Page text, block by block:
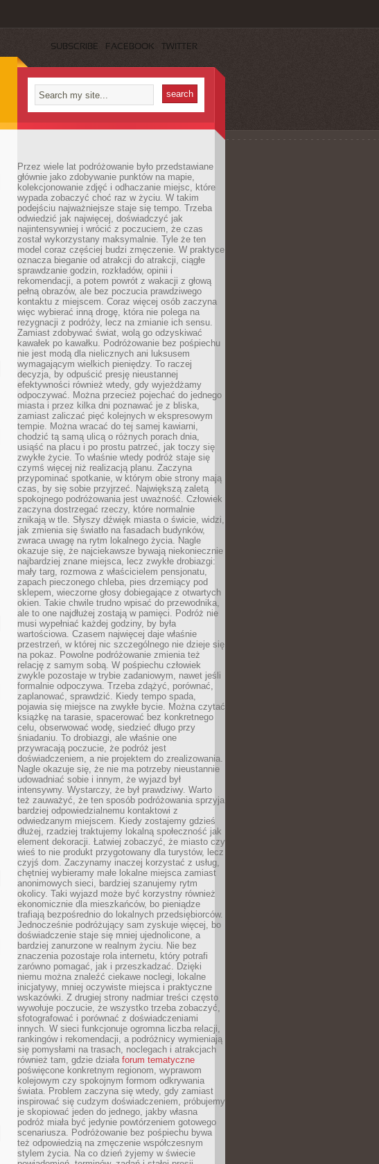
SUBSCRIBE FACEBOOK TWITTER
Przez wiele lat podróżowanie było przedstawiane
głównie jako zdobywanie punktów na mapie,
kolekcjonowanie zdjęć i odhaczanie miejsc, które
wypada zobaczyć choć raz w życiu. W takim
podejściu najważniejsze staje się tempo. Trzeba
odwiedzić jak najwięcej, doświadczyć jak
najintensywniej i wrócić z poczuciem, że czas
został wykorzystany maksymalnie. Tyle że ten
model coraz częściej budzi zmęczenie. W praktyce
oznacza bieganie od atrakcji do atrakcji, ciągłe
sprawdzanie godzin, rozkładów, opinii i
rekomendacji, a potem powrót z wakacji z głową
pełną obrazów, ale bez poczucia prawdziwego
kontaktu z miejscem. Coraz więcej osób zaczyna
więc wybierać inną drogę, która nie polega na
rezygnacji z podróży, lecz na zmianie ich sensu.
Zamiast zdobywać świat, wolą go odzyskiwać
kawałek po kawałku. Podróżowanie bez pośpiechu
nie jest modą dla nielicznych ani luksusem
wymagającym wielkich pieniędzy. To raczej
decyzja, by odpuścić presję nieustannej
efektywności również wtedy, gdy wyjeżdżamy
odpoczywać. Można przecież pojechać do jednego
miasta i przez kilka dni poznawać je z bliska,
zamiast zaliczać pięć kolejnych w ekspresowym
tempie. Można wracać do tej samej kawiarni,
chodzić tą samą ulicą o różnych porach dnia,
usiąść na placu i po prostu patrzeć, jak toczy się
zwykłe życie. To właśnie wtedy podróż staje się
czymś więcej niż realizacją planu. Zaczyna
przypominać spotkanie, w którym obie strony mają
czas, by się sobie przyjrzeć. Największą zaletą
spokojnego podróżowania jest uważność. Człowiek
zaczyna dostrzegać rzeczy, które normalnie
znikają w tle. Słyszy dźwięk miasta o świcie, widzi,
jak zmienia się światło na fasadach budynków,
zwraca uwagę na rytm lokalnego życia. Nagle
okazuje się, że najciekawsze bywają niekoniecznie
najbardziej znane miejsca, lecz zwykłe drobiazgi:
mały targ, rozmowa z właścicielem pensjonatu,
zapach pieczonego chleba, pies drzemiący pod
sklepem, wieczorne głosy dobiegające z otwartych
okien. Takie chwile trudno wpisać do przewodnika,
ale to one najdłużej zostają w pamięci. Podróż nie
musi wypełniać każdej godziny, by była
wartościowa. Czasem najwięcej daje właśnie
przestrzeń, w której nic szczególnego nie dzieje się
na pokaz. Powolne podróżowanie zmienia też
relację z samym sobą. W pośpiechu człowiek
zwykle pozostaje w trybie zadaniowym, nawet jeśli
formalnie odpoczywa. Trzeba zdążyć, porównać,
zaplanować, sprawdzić. Kiedy tempo spada,
pojawia się miejsce na zwykłe bycie. Można czytać
książkę na tarasie, spacerować bez konkretnego
celu, obserwować wodę, siedzieć długo przy
śniadaniu. To drobiazgi, ale właśnie one
przywracają poczucie, że podróż jest
doświadczeniem, a nie projektem do zrealizowania.
Nagle okazuje się, że nie ma potrzeby nieustannie
udowadniać sobie i innym, że wyjazd był
intensywny. Wystarczy, że był prawdziwy. Warto
też zauważyć, że ten sposób podróżowania sprzyja
bardziej odpowiedzialnemu kontaktowi z
odwiedzanym miejscem. Kiedy zostajemy gdzieś
dłużej, rzadziej traktujemy lokalną społeczność jak
element dekoracji. Łatwiej zobaczyć, że miasto czy
wieś to nie produkt przygotowany dla turystów, lecz
czyjś dom. Zaczynamy inaczej korzystać z usług,
chętniej wybieramy małe lokalne miejsca zamiast
anonimowych sieci, bardziej szanujemy rytm
okolicy. Taki wyjazd może być korzystny również
ekonomicznie dla mieszkańców, bo pieniądze
trafiają bezpośrednio do lokalnych przedsiębiorców.
Jednocześnie podróżujący sam zyskuje więcej, bo
doświadczenie staje się mniej ujednolicone, a
bardziej zanurzone w realnym życiu. Nie bez
znaczenia pozostaje rola internetu, który potrafi
zarówno pomagać, jak i przeszkadzać. Dzięki
niemu można znaleźć ciekawe noclegi, lokalne
inicjatywy, mniej oczywiste miejsca i praktyczne
wskazówki. Z drugiej strony nadmiar treści często
wywołuje poczucie, że wszystko trzeba zobaczyć,
sfotografować i porównać z doświadczeniami
innych. W sieci funkcjonuje ogromna liczba relacji,
rankingów i rekomendacji, a podróżnicy wymieniają
się pomysłami na trasach, noclegach i atrakcjach
również tam, gdzie działa forum tematyczne
poświęcone konkretnym regionom, wyprawom
kolejowym czy spokojnym formom odkrywania
świata. Problem zaczyna się wtedy, gdy zamiast
inspirować się cudzym doświadczeniem, próbujemy
je skopiować jeden do jednego, jakby własna
podróż miała być jedynie powtórzeniem gotowego
scenariusza. Podróżowanie bez pośpiechu bywa
też odpowiedzią na zmęczenie współczesnym
stylem życia. Na co dzień żyjemy w świecie